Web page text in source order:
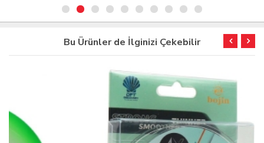
Bu Ürünler de İlginizi Çekebilir